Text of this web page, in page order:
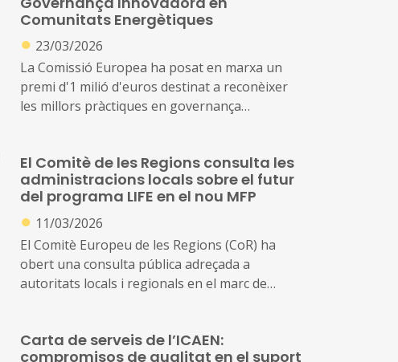
Comunitats Energètiques
● 23/03/2026
La Comissió Europea ha posat en marxa un
premi d'1 milió d'euros destinat a reconèixer
les millors pràctiques en governança
El Comitè de les Regions consulta les
administracions locals sobre el futur
del programa LIFE en el nou MFP
● 11/03/2026
El Comitè Europeu de les Regions (CoR) ha
obert una consulta pública adreçada a
autoritats locals i regionals en el marc de
Carta de serveis de l’ICAEN:
compromisos de qualitat en el suport